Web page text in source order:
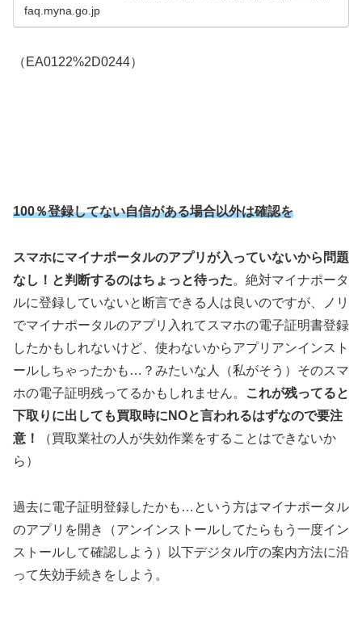
faq.myna.go.jp
（EA0122%2D0244）
100％登録してない自信がある場合以外は確認を
スマホにマイナポータルのアプリが入っていないから問題
なし！と判断するのはちょっと待った。絶対マイナポータ
ルに登録していないと断言できる人は良いのですが、ノリ
でマイナポータルのアプリ入れてスマホの電子証明書登録
したかもしれないけど、使わないからアプリアンインスト
ールしちゃったかも…？みたいな人（私がそう）そのスマ
ホの電子証明残ってるかもしれません。
これが残ってると
下取りに出しても買取時にNOと言われるはずなので要注
意！
（買取業社の人が失効作業をすることはできないか
ら）
過去に電子証明登録したかも…という方はマイナポータル
のアプリを開き（アンインストールしてたらもう一度イン
ストールして確認しよう）以下デジタル庁の案内方法に沿
って失効手続きをしよう。